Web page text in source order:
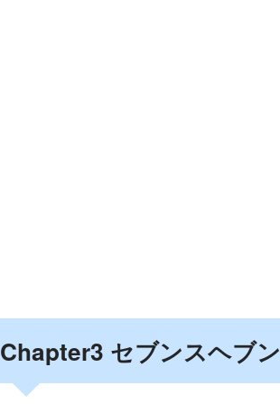
Chapter3 セブンスヘブ